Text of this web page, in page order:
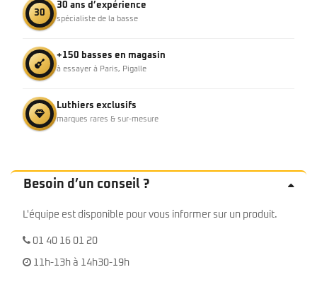
30
30 ans d’expérience
spécialiste de la basse
+150 basses en magasin
à essayer à Paris, Pigalle
Luthiers exclusifs
marques rares & sur-mesure
Besoin d’un conseil ?
L'équipe est disponible pour vous informer sur un produit.
01 40 16 01 20
11h-13h à 14h30-19h